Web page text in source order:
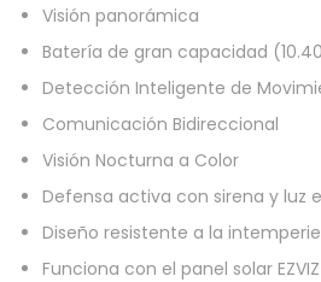
Visión panorámica
Batería de gran capacidad
Detección Inteligente de
Comunicación Bidireccional
Visión Nocturna a Color
Defensa activa con sirena y luz
Diseño resistente a la intemperie
Funciona con el panel solar